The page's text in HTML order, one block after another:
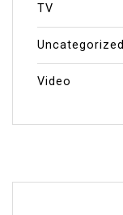
TV
Uncategorized
Video